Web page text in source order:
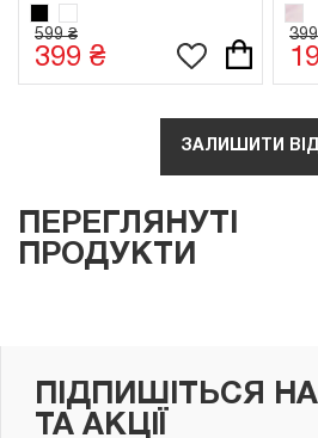
599 ₴
399 ₴
ЗАЛИШИТИ
ПЕРЕГЛЯНУТІ
ПРОДУКТИ
ПІДПИШІТЬСЯ
ТА АКЦІЇ